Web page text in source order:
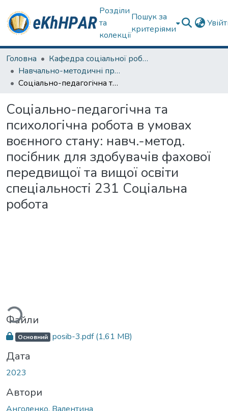
Розділи
та
колекції
Пошук за
критеріями
Головна
Кафедра соціальної роботи
Навчально-методичні праці
Соціально-педагогічна та психологічна робота в умовах воєнного стану: навч.-метод. посібник для здобувачів фахової передвищої та вищої освіти спеціальності 231 Соціальна робота
Соціально-педагогічна та
психологічна робота в умовах
воєнного стану: навч.-метод.
посібник для здобувачів фахової
передвищої та вищої освіти
спеціальності 231 Соціальна
робота
Файли
Основний posib-3.pdf(1,61 MB)
Дата
2023
Автори